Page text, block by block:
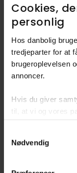
Cookies,
personlig​
Hos danbolig
tredjeparter for at
brugeroplevelsen
annoncer.​
Hvis du giver
til, at vi og vores
danbolig.dk. Vi
andre data og
Selection
Nødvendig
Dyk
Bliv